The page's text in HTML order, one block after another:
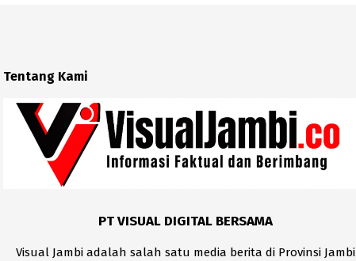
Tentang Kami
PT VISUAL DIGITAL BERSAMA
Visual Jambi adalah salah satu media berita di Provinsi Jambi